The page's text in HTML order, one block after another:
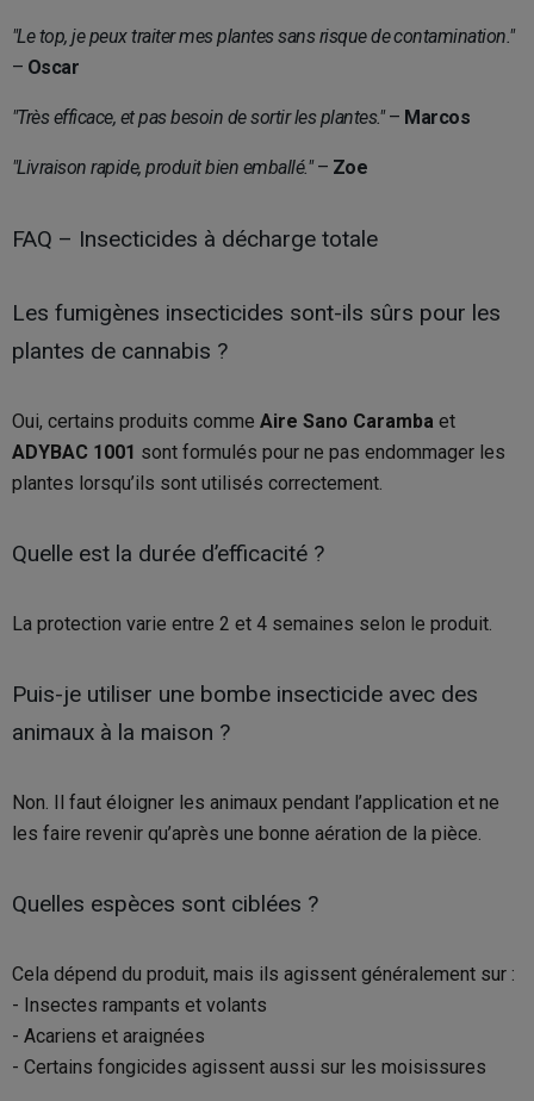
"Le top, je peux traiter mes plantes sans risque de contamination."
– Oscar
"Très efficace, et pas besoin de sortir les plantes."– Marcos
"Livraison rapide, produit bien emballé."– Zoe
FAQ – Insecticides à décharge totale
Les fumigènes insecticides sont-ils sûrs pour les
plantes de cannabis ?
Oui, certains produits comme Aire Sano Caramba et
ADYBAC 1001 sont formulés pour ne pas endommager les
plantes lorsqu’ils sont utilisés correctement.
Quelle est la durée d’efficacité ?
La protection varie entre 2 et 4 semaines selon le produit.
Puis-je utiliser une bombe insecticide avec des
animaux à la maison ?
Non. Il faut éloigner les animaux pendant l’application et ne
les faire revenir qu’après une bonne aération de la pièce.
Quelles espèces sont ciblées ?
Cela dépend du produit, mais ils agissent généralement sur :
- Insectes rampants et volants
- Acariens et araignées
- Certains fongicides agissent aussi sur les moisissures